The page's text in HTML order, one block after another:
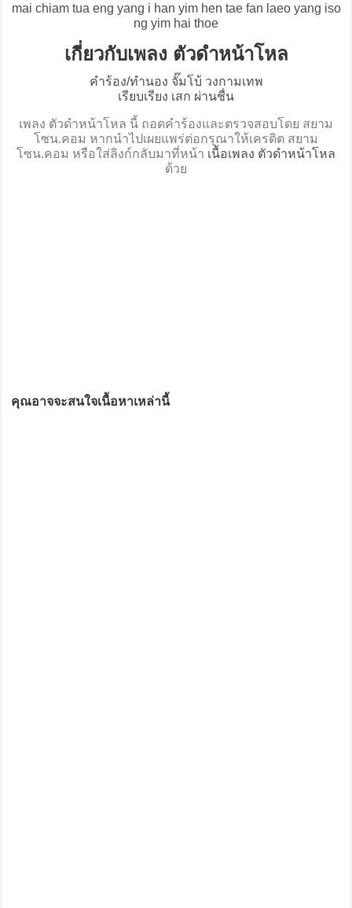
mai chiam tua eng yang i han yim hen tae fan laeo yang iso
ng yim hai thoe
เกี่ยวกับเพลง ตัวดำหน้าโหล
คำร้อง/ทำนอง จั๊มโบ้ วงกามเทพ
เรียบเรียง เสก ผ่านชื่น
เพลง ตัวดำหน้าโหล นี้ ถอดคำร้องและตรวจสอบโดย สยาม
โซน.คอม หากนำไปเผยแพร่ต่อกรุณาให้เครดิต สยาม
โซน.คอม หรือใส่ลิงก์กลับมาที่หน้า เนื้อเพลง ตัวดำหน้าโหล
ด้วย
คุณอาจจะสนใจเนื้อหาเหล่านี้